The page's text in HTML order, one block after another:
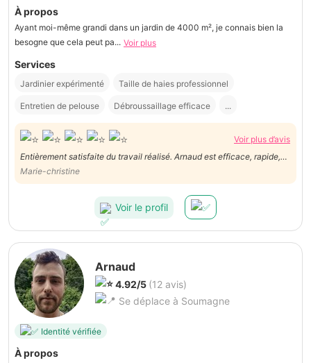
À propos
Ayant moi-même grandi dans un jardin de 4000 m², je connais bien la
besogne que cela peut pa... Voir plus
Services
Jardinier expérimenté Taille de haies professionnel
Entretien de pelouse Débroussaillage efficace ...
Voir plus d’avis
Entièrement satisfaite du travail réalisé. Arnaud est efficace, rapide,
précis, soigneux et comprend très vite, avec peu de mots les nuances
de la demande. Donc je le recommande !
Marie-christine
Voir le profil
Arnaud
4.92/5 (12 avis)
Se déplace à Soumagne
Identité vérifiée
À propos